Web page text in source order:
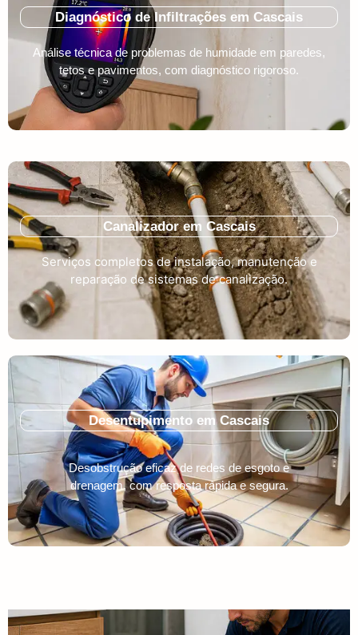
Diagnóstico de Infiltrações em Cascais
Análise técnica de problemas de humidade em paredes,
tetos e pavimentos, com diagnóstico rigoroso.
Canalizador em Cascais
Serviços completos de instalação, manutenção e
reparação de sistemas de canalização.
Desentupimento em Cascais
Desobstrução eficaz de redes de esgoto e
drenagem, com resposta rápida e segura.